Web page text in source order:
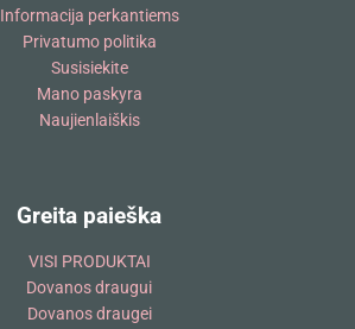
Informacija perkantiems
Privatumo politika
Susisiekite
Mano paskyra
Naujienlaiškis
Greita paieška
VISI PRODUKTAI
Dovanos draugui
Dovanos draugei